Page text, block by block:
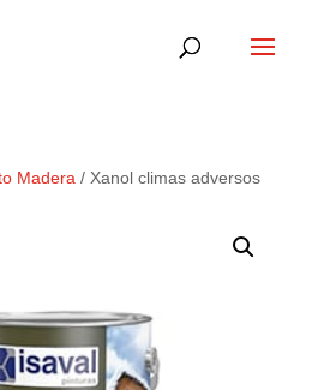
Madera / Xanol climas adversos